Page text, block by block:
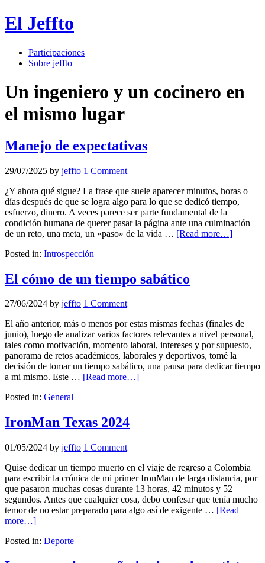
El Jeffto
Participaciones
Sobre jeffto
Un ingeniero y un cocinero en
el mismo lugar
Manejo de expectativas
29/07/2025 by jeffto 1 Comment
¿Y ahora qué sigue? La frase que suele aparecer minutos, horas o
días después de que se logra algo para lo que se dedicó tiempo,
esfuerzo, dinero. A veces parece ser parte fundamental de la
condición humana de querer pasar la página ante una culminación
de un reto, una meta, un «paso» de la vida … [Read more…]
Posted in: Introspección
El cómo de un tiempo sabático
27/06/2024 by jeffto 1 Comment
El año anterior, más o menos por estas mismas fechas (finales de
junio), luego de analizar varios factores relevantes a nivel personal,
tales como motivación, momento laboral, intereses y por supuesto,
panorama de retos académicos, laborales y deportivos, tomé la
decisión de tomar un tiempo sabático, una pausa para dedicar tiempo
a mi mismo. Este … [Read more…]
Posted in: General
IronMan Texas 2024
01/05/2024 by jeffto 1 Comment
Quise dedicar un tiempo muerto en el viaje de regreso a Colombia
para escribir la crónica de mi primer IronMan de larga distancia, por
que pasaron muchas cosas durante 13 horas, 42 minutos y 52
segundos. Antes que cualquier cosa, debo confesar que tenía mucho
temor de no estar preparado para algo así de exigente … [Read
more…]
Posted in: Deporte